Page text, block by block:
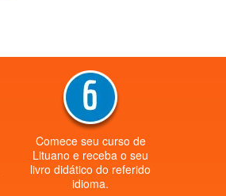
Comece seu curso de
Lituano e receba o seu
livro didático do referido
idioma.